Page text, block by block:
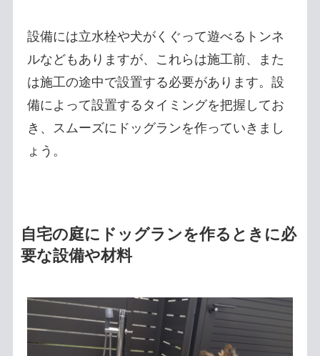
設備には立水栓や犬がくぐって遊べるトンネ
ルなどもありますが、これらは施工前、また
は施工の途中で設置する必要があります。設
備によって設置するタイミングを把握してお
き、スムーズにドッグランを作っていきまし
ょう。
自宅の庭にドッグランを作るときに必
要な設備や材料